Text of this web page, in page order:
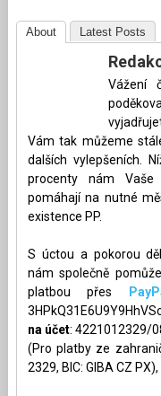
About Latest Posts
Vážení
Vám tak můžeme
dalších vylepšeních.
procenty nám Vaše
pomáhají na nutné
existence PP.
S úctou a pokorou
nám společně
platbou přes
na účet: 4221012329/
(Pro platby ze
2329, BIC: GIBA CZ PX),